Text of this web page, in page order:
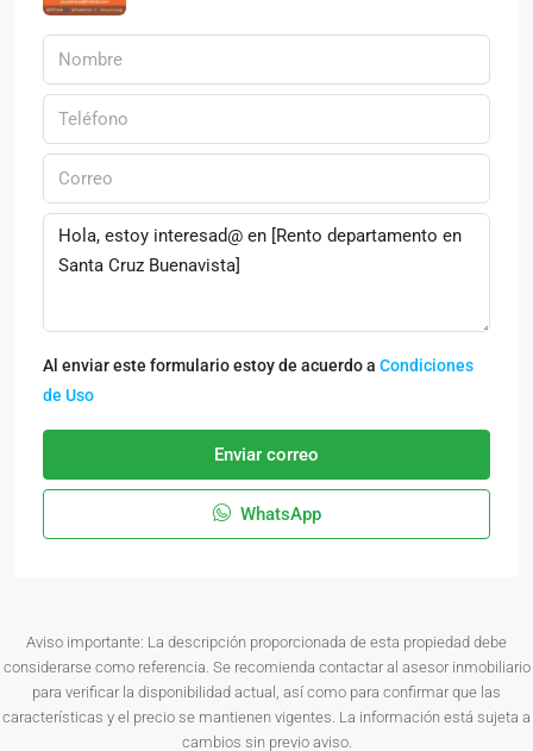
Al enviar este formulario estoy de acuerdo a Condiciones
de Uso
Enviar correo
WhatsApp
Aviso importante: La descripción proporcionada de esta propiedad debe
considerarse como referencia. Se recomienda contactar al asesor inmobiliario
para verificar la disponibilidad actual, así como para confirmar que las
características y el precio se mantienen vigentes. La información está sujeta a
cambios sin previo aviso.